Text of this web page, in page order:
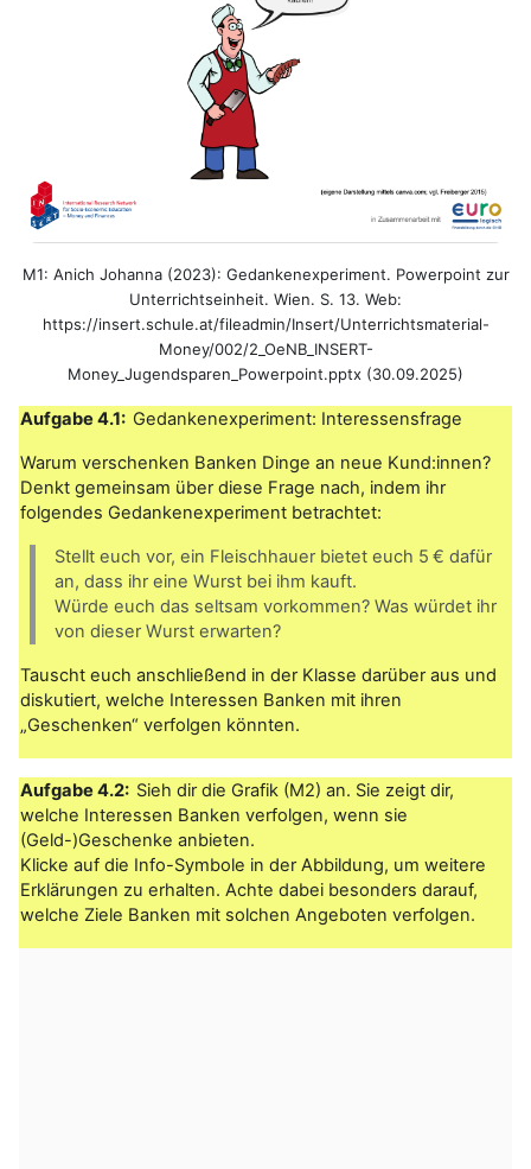
M1: Anich Johanna (2023): Gedankenexperiment. Powerpoint zur
Unterrichtseinheit. Wien. S. 13. Web:
https://insert.schule.at/fileadmin/Insert/Unterrichtsmaterial-
Money/002/2_OeNB_INSERT-
Money_Jugendsparen_Powerpoint.pptx (30.09.2025)
Aufgabe 4.1: Gedankenexperiment: Interessensfrage
Warum verschenken Banken Dinge an neue Kund:innen?
Denkt gemeinsam über diese Frage nach, indem ihr
folgendes Gedankenexperiment betrachtet:
Stellt euch vor, ein Fleischhauer bietet euch 5 € dafür
an, dass ihr eine Wurst bei ihm kauft.
Würde euch das seltsam vorkommen? Was würdet ihr
von dieser Wurst erwarten?
Tauscht euch anschließend in der Klasse darüber aus und
diskutiert, welche Interessen Banken mit ihren
„Geschenken“ verfolgen könnten.
Aufgabe 4.2: Sieh dir die Grafik (M2) an. Sie zeigt dir,
welche Interessen Banken verfolgen, wenn sie
(Geld-)Geschenke anbieten.
Klicke auf die Info-Symbole in der Abbildung, um weitere
Erklärungen zu erhalten. Achte dabei besonders darauf,
welche Ziele Banken mit solchen Angeboten verfolgen.